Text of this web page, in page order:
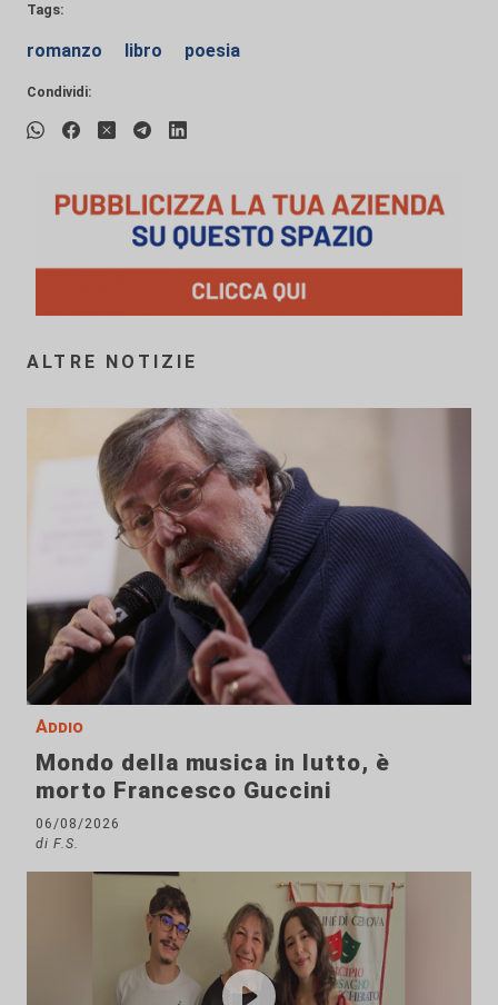
Tags:
romanzo libro poesia
Condividi:
ALTRE NOTIZIE
Addio
Mondo della musica in lutto, è
morto Francesco Guccini
06/08/2026
di F.S.